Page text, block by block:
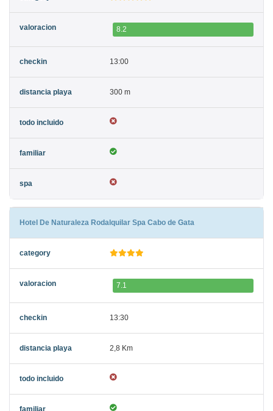
8.2
13:00
300 m
Hotel De Naturaleza Rodalquilar Spa Cabo de Gata
7.1
13:30
2,8 Km